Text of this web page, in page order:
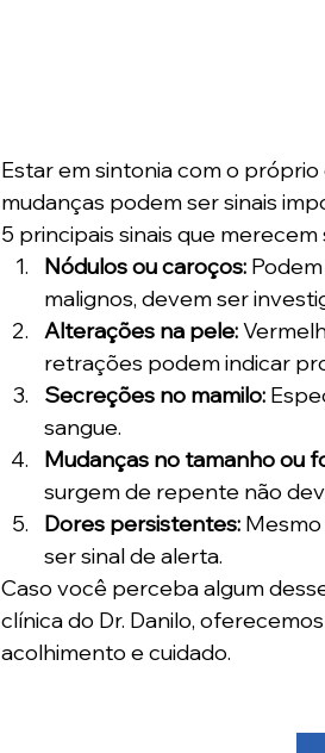
Estar em sintonia com o
mudanças podem ser sinais
5 principais sinais que merecem
Nódulos ou caroços:
malignos, devem ser
Alterações na pele:
retrações podem indicar
Secreções no mamilo:
sangue.
Mudanças no tamanho ou
surgem de repente não
Dores persistentes:
ser sinal de alerta.
Caso você perceba algum
clínica do Dr. Danilo,
acolhimento e cuidado.